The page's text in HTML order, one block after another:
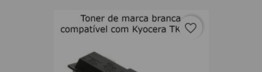
favorite_border